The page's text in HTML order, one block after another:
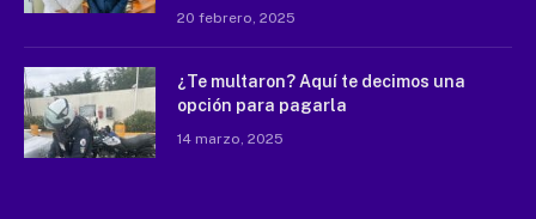
20 febrero, 2025
¿Te multaron? Aquí te decimos una
opción para pagarla
14 marzo, 2025